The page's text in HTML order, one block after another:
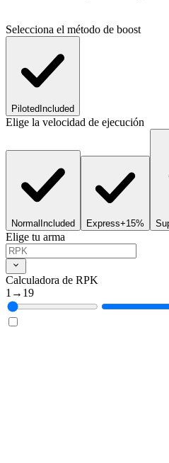
Selecciona el método de boost
Piloted Included
Elige la velocidad de ejecución
Normal Included Express+15%
Elige tu arma
Calculadora de RPK
1 → 19